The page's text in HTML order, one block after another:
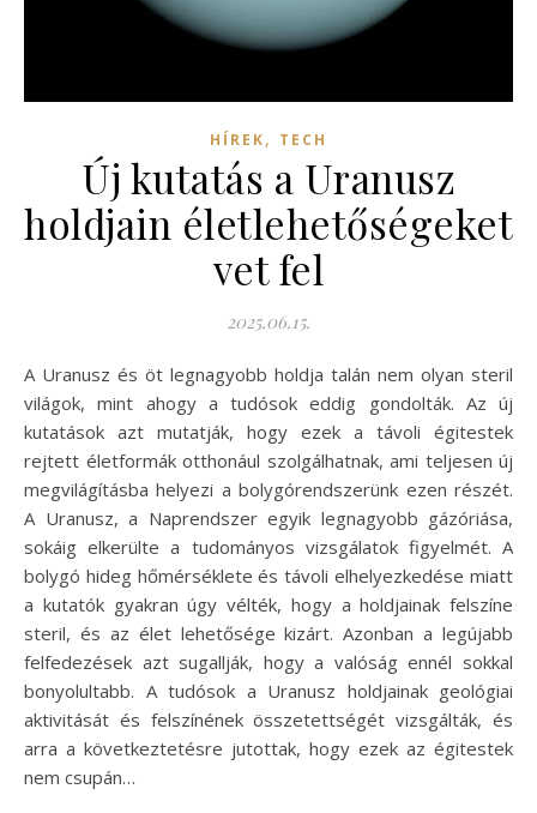
HÍREK, TECH
Új kutatás a Uranusz
holdjain életlehetőségeket
vet fel
2025.06.15.
A Uranusz és öt legnagyobb holdja talán nem olyan steril
világok, mint ahogy a tudósok eddig gondolták. Az új
kutatások azt mutatják, hogy ezek a távoli égitestek
rejtett életformák otthonául szolgálhatnak, ami teljesen új
megvilágításba helyezi a bolygórendszerünk ezen részét.
A Uranusz, a Naprendszer egyik legnagyobb gázóriása,
sokáig elkerülte a tudományos vizsgálatok figyelmét. A
bolygó hideg hőmérséklete és távoli elhelyezkedése miatt
a kutatók gyakran úgy vélték, hogy a holdjainak felszíne
steril, és az élet lehetősége kizárt. Azonban a legújabb
felfedezések azt sugallják, hogy a valóság ennél sokkal
bonyolultabb. A tudósok a Uranusz holdjainak geológiai
aktivitását és felszínének összetettségét vizsgálták, és
arra a következtetésre jutottak, hogy ezek az égitestek
nem csupán…